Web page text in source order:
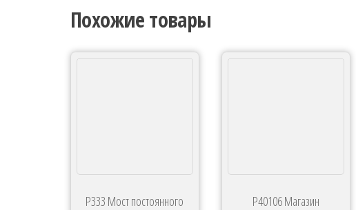
Похожие товары
Р333 Мост постоянного
Р40106 Магазин